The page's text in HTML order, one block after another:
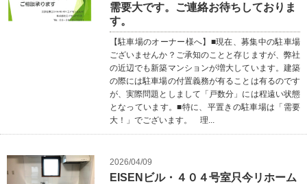
需要大です。ご連絡お待ちしておりま
す。
【駐車場のオーナー様へ】■現在、募集中の駐車場
ございませんか？ご承知のことと存じますが、弊社
の近辺でも新築マンションが増大しています。建築
の際には駐車場の付置義務が有ることは有るのです
が、実際問題としまして「戸数分」には程遠い状態
となっています。■特に、平置きの駐車場は「需要
大！」でございます。 理...
2026/04/09
EISENビル・４０４号室只今リホーム